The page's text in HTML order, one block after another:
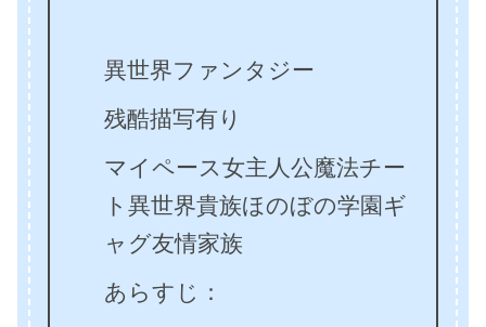
異世界ファンタジー
残酷描写有り
マイペース女主人公魔法チー
ト異世界貴族ほのぼの学園ギ
ャグ友情家族
あらすじ：